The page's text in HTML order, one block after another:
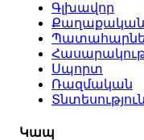
Գլխավոր
Սպորտ
Ռազմական
Տնտեսություն
Կապ